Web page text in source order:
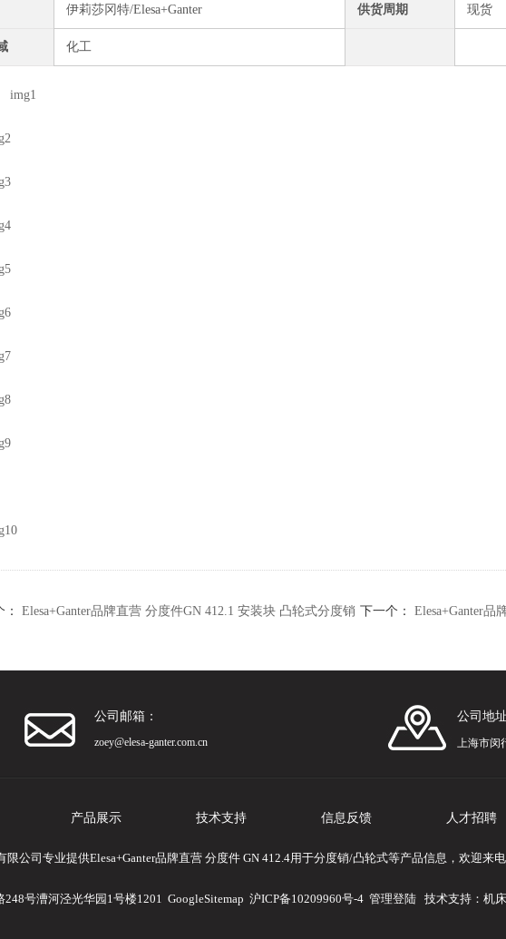
伊莉莎冈特/Elesa+Ganter 供货周期 现货
化工
Elesa+Ganter品牌直营 分度件GN 412.1 安装块 凸轮式分度销 下一个：
Elesa+Ganter
公司邮箱：
zoey@elesa-ganter.com.cn
公司地址
上海市闵
产品展示 技术支持 信息反馈 人才招聘
公司专业提供Elesa+Ganter品牌直营 分度件 GN 412.4用于分度销/凸轮式等产品信息，欢迎来电
号漕河泾光华园1号楼1201 GoogleSitemap 沪ICP备10209960号-4 管理登陆 技术支持： 机